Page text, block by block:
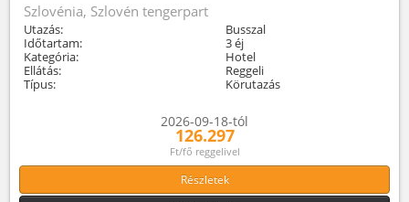
Szlovénia, Szlovén tengerpart
Utazás:
Busszal
Időtartam:
3 éj
Kategória:
Hotel
Ellátás:
Reggeli
Típus:
Körutazás
2026-09-18-tól
126.297
Ft/fő reggelivel
Részletek